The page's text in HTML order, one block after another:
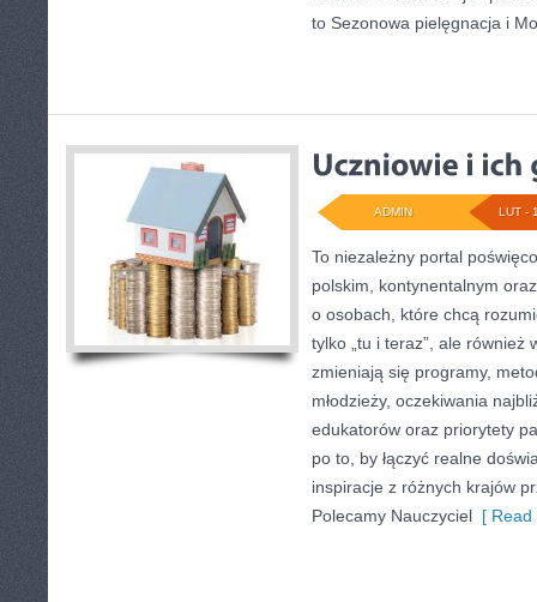
to Sezonowa pielęgnacja i
LUT -
ADMIN
To niezależny portal
polskim, kontynentalnym
o osobach, które chcą
tylko „tu i teraz”, ale również
zmieniają się programy,
młodzieży, oczekiwania
edukatorów oraz priorytety
po to, by łączyć realne
inspiracje z różnych krajów
Polecamy Nauczyciel [ Read